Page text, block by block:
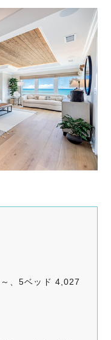
、5ベッド 4,027